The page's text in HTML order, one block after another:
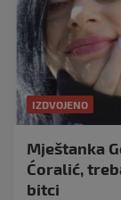
IZDVOJENO
Mještanka
Ćoralić,
bitci